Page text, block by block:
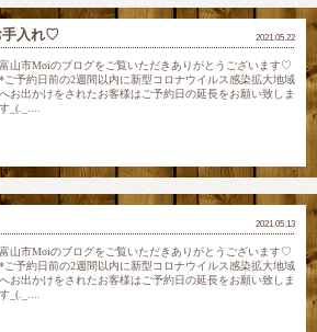
2021.05.22
手入れ♡
富山市Moiのブログをご覧いただきありがとうございます♡
*ご予約日前の2週間以内に新型コロナウイルス感染拡大地域
へお出かけをされたお客様はご予約日の延長をお願い致しま
す_(._....
2021.05.13
富山市Moiのブログをご覧いただきありがとうございます♡
*ご予約日前の2週間以内に新型コロナウイルス感染拡大地域
へお出かけをされたお客様はご予約日の延長をお願い致しま
す_(._....